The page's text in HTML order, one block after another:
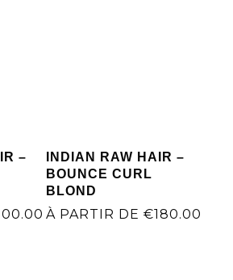
–
INDIAN RAW HAIR –
BOUNCE CURL
BLOND
À PARTIR DE €180.00